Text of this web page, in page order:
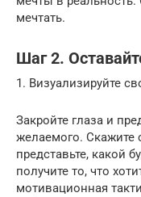
мечтать.
Шаг 2.
1. Визуализируйте
Закройте глаза и
желаемого. Скажите
представьте, какой
получите то, что
мотивационная